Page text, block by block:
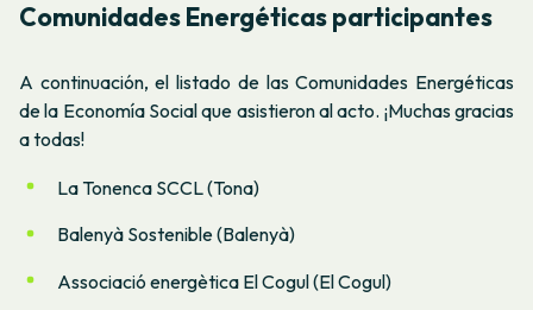
Comunidades Energéticas participantes
A continuación, el listado de las Comunidades Energéticas
de la Economía Social que asistieron al acto. ¡Muchas gracias
a todas!
La Tonenca SCCL (Tona)
Balenyà Sostenible (Balenyà)
Associació energètica El Cogul (El Cogul)